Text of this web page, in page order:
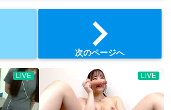
chevron_right
次のページへ